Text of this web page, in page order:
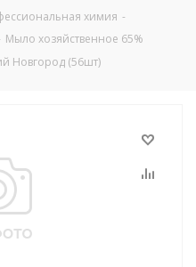
химия -
Мыло хозяйственное 65%
Новгород (56шт)